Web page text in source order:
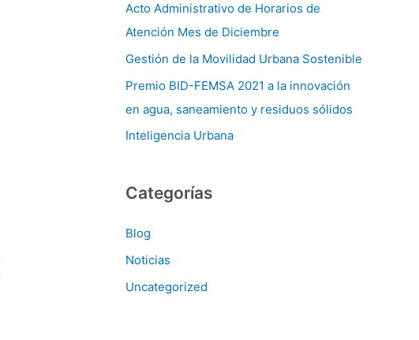
Acto Administrativo de Horarios de
Atención Mes de Diciembre
Gestión de la Movilidad Urbana Sostenible
Premio BID-FEMSA 2021 a la innovación
en agua, saneamiento y residuos sólidos
Inteligencia Urbana
Categorías
Blog
Noticias
Uncategorized